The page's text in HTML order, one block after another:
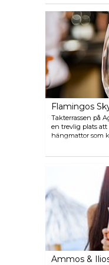
du både dricka
kaffe.
Flamingos
Takterrassen på
en trevlig plats
hängmattor som
finns också en
Ammos &